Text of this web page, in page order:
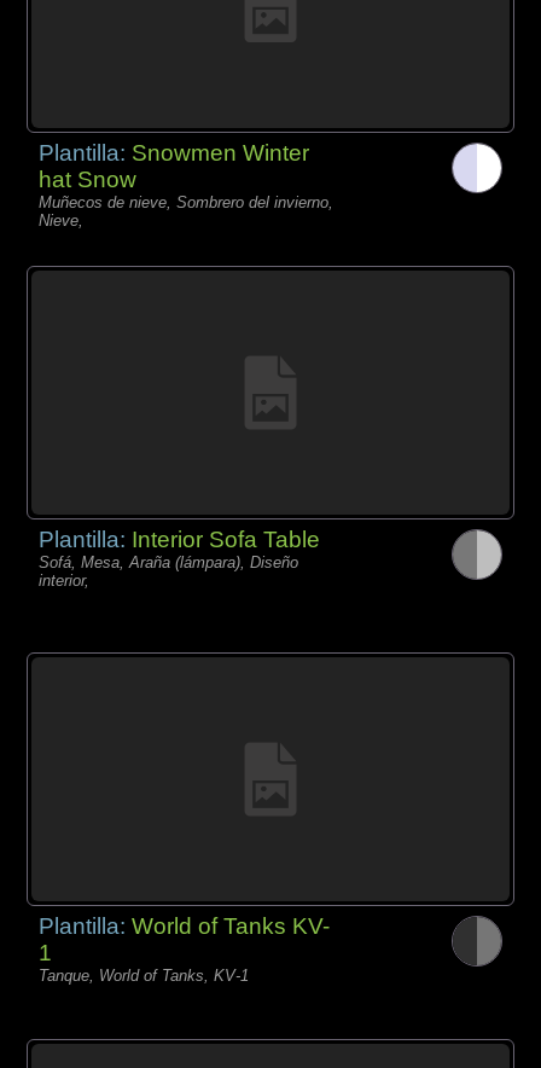
Plantilla: Snowmen Winter
hat Snow
Muñecos de nieve, Sombrero del invierno,
Nieve,
Plantilla: Interior Sofa Table
Sofá, Mesa, Araña (lámpara), Diseño
interior,
Plantilla:World of Tanks KV-
1
Tanque, World of Tanks, KV-1